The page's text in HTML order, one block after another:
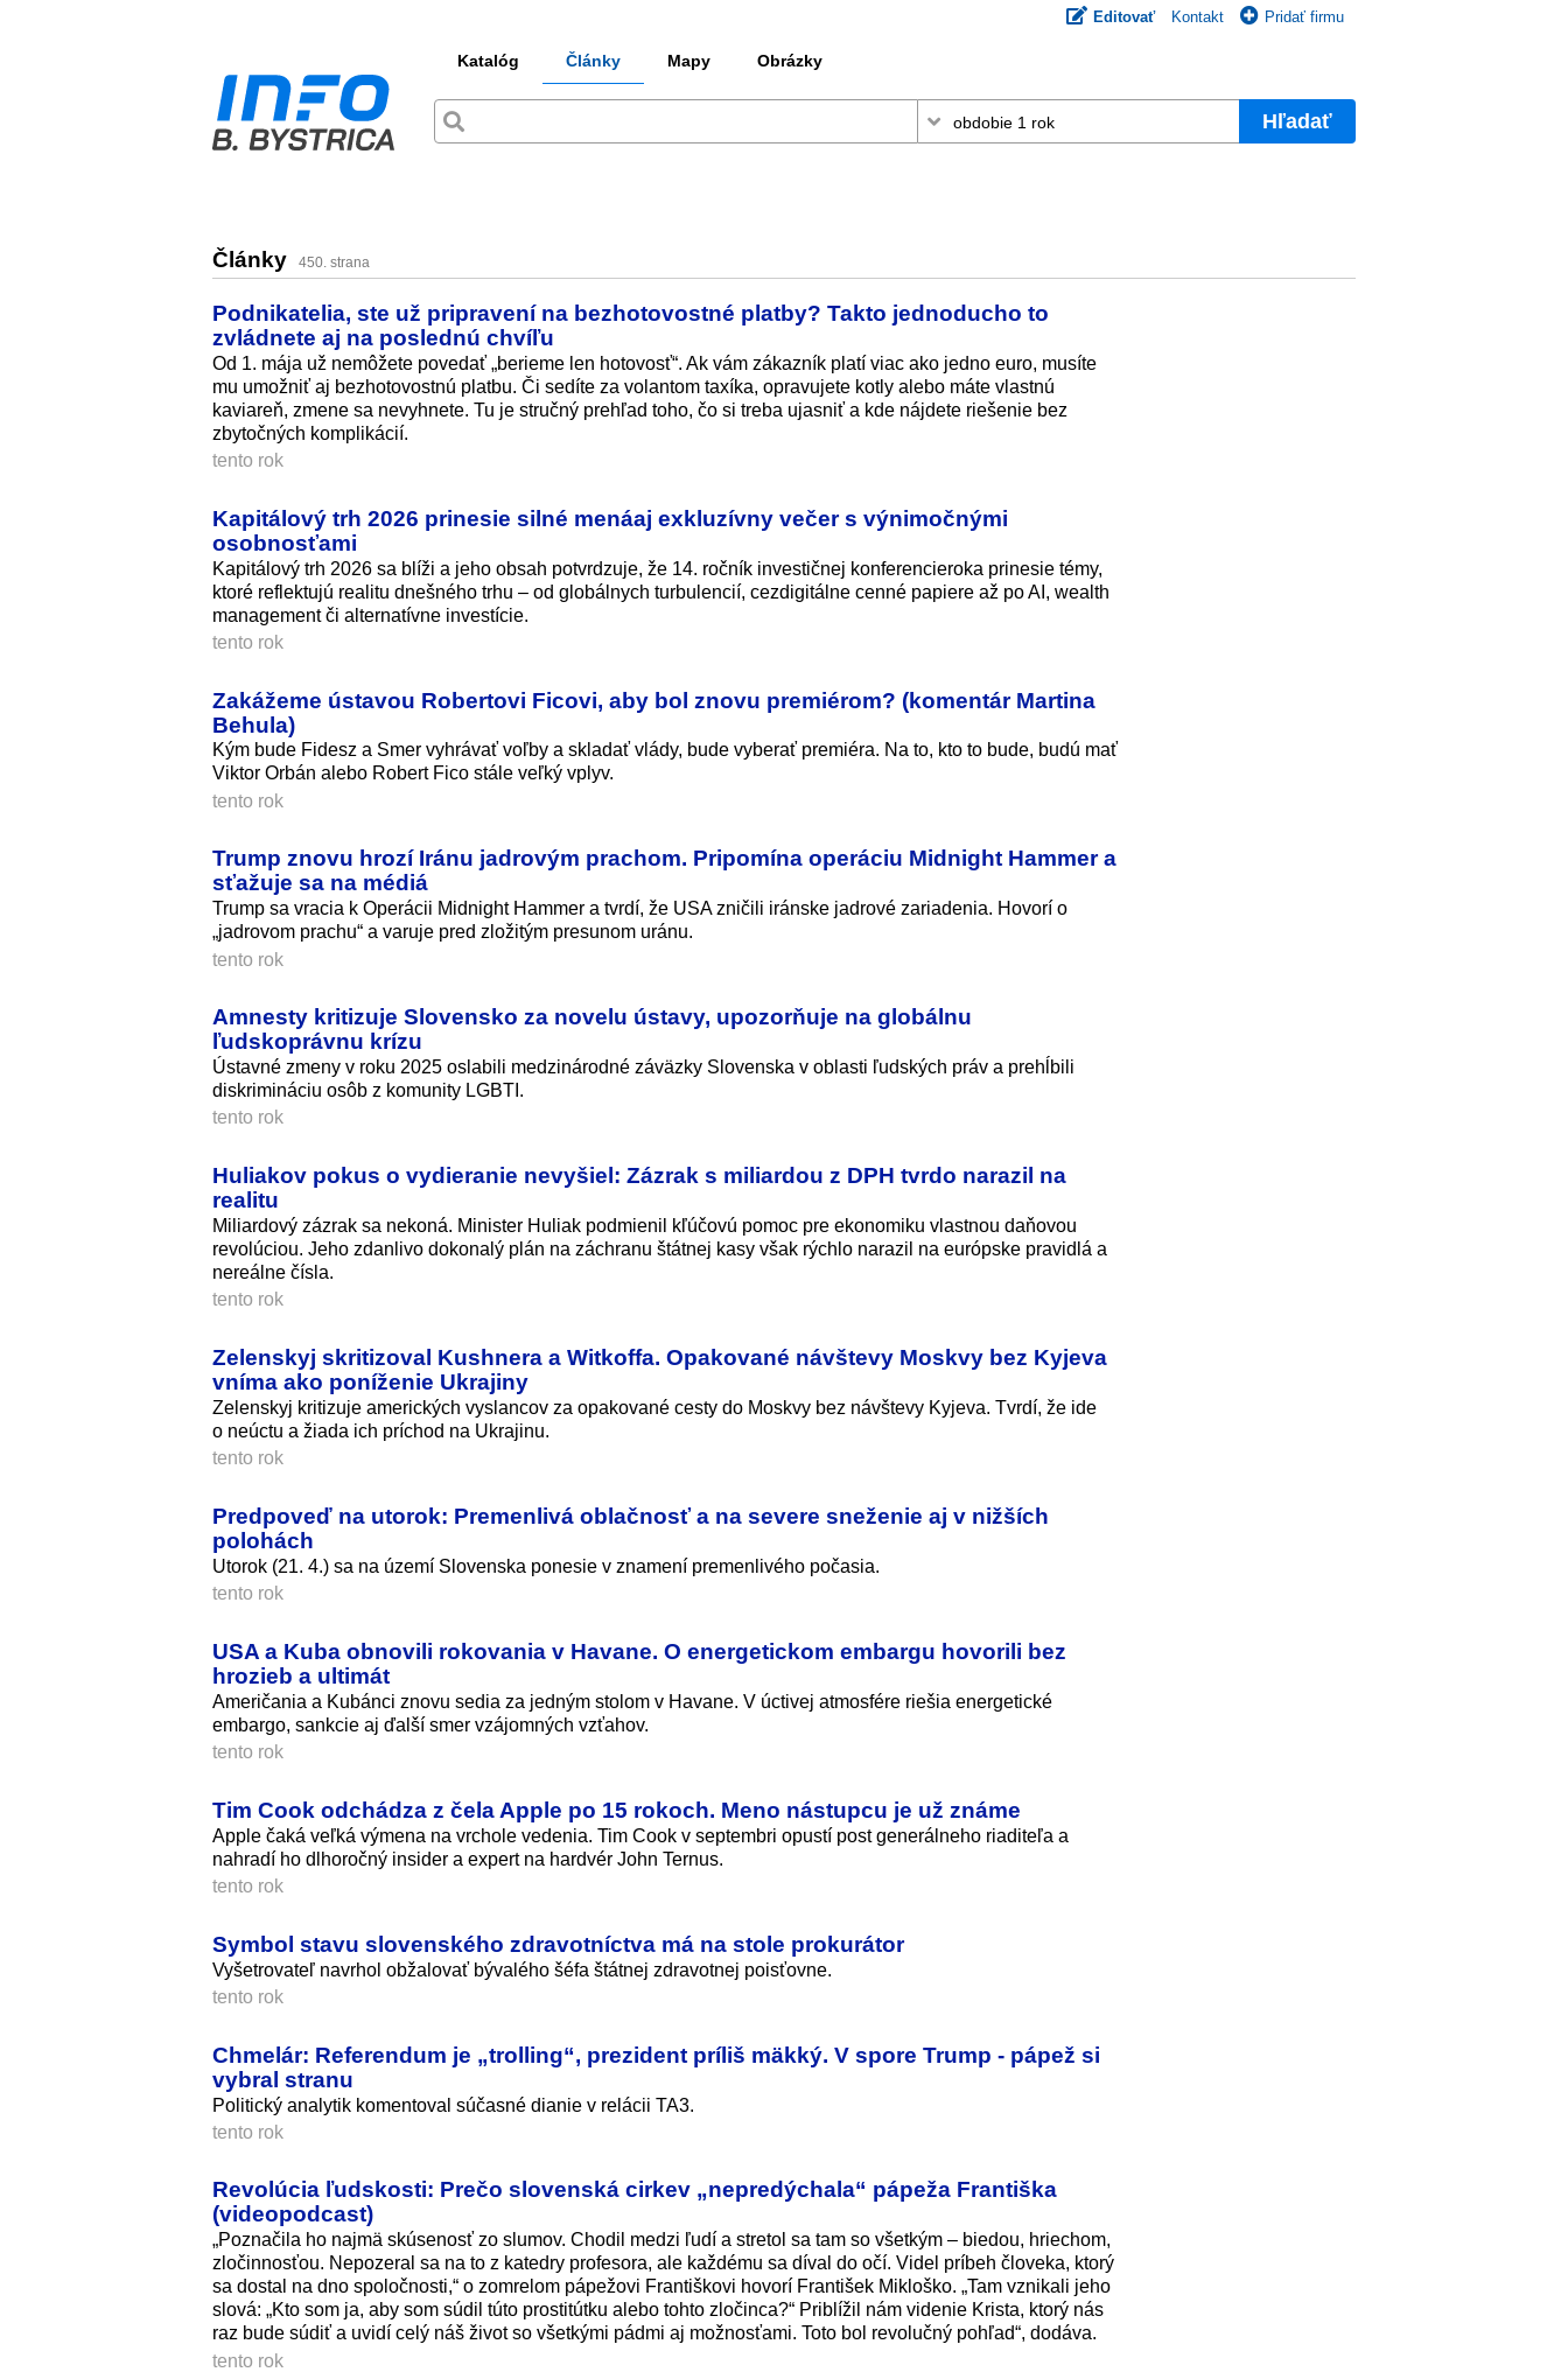
Editovať Kontakt Pridať firmu
Katalóg Články Mapy Obrázky
Hľadať
Články 450. strana
Podnikatelia, ste už pripravení na bezhotovostné platby? Takto jednoducho to
zvládnete aj na poslednú chvíľu
Od 1. mája už nemôžete povedať „berieme len hotovosť“. Ak vám zákazník platí viac ako jedno euro, musíte
mu umožniť aj bezhotovostnú platbu. Či sedíte za volantom taxíka, opravujete kotly alebo máte vlastnú
kaviareň, zmene sa nevyhnete. Tu je stručný prehľad toho, čo si treba ujasniť a kde nájdete riešenie bez
zbytočných komplikácií.
tento rok
Kapitálový trh 2026 prinesie silné menáaj exkluzívny večer s výnimočnými
osobnosťami
Kapitálový trh 2026 sa blíži a jeho obsah potvrdzuje, že 14. ročník investičnej konferencieroka prinesie témy,
ktoré reflektujú realitu dnešného trhu – od globálnych turbulencií, cezdigitálne cenné papiere až po AI, wealth
management či alternatívne investície.
tento rok
Zakážeme ústavou Robertovi Ficovi, aby bol znovu premiérom? (komentár Martina
Behula)
Kým bude Fidesz a Smer vyhrávať voľby a skladať vlády, bude vyberať premiéra. Na to, kto to bude, budú mať
Viktor Orbán alebo Robert Fico stále veľký vplyv.
tento rok
Trump znovu hrozí Iránu jadrovým prachom. Pripomína operáciu Midnight Hammer a
sťažuje sa na médiá
Trump sa vracia k Operácii Midnight Hammer a tvrdí, že USA zničili iránske jadrové zariadenia. Hovorí o
„jadrovom prachu“ a varuje pred zložitým presunom uránu.
tento rok
Amnesty kritizuje Slovensko za novelu ústavy, upozorňuje na globálnu
ľudskoprávnu krízu
Ústavné zmeny v roku 2025 oslabili medzinárodné záväzky Slovenska v oblasti ľudských práv a prehĺbili
diskrimináciu osôb z komunity LGBTI.
tento rok
Huliakov pokus o vydieranie nevyšiel: Zázrak s miliardou z DPH tvrdo narazil na
realitu
Miliardový zázrak sa nekoná. Minister Huliak podmienil kľúčovú pomoc pre ekonomiku vlastnou daňovou
revolúciou. Jeho zdanlivo dokonalý plán na záchranu štátnej kasy však rýchlo narazil na európske pravidlá a
nereálne čísla.
tento rok
Zelenskyj skritizoval Kushnera a Witkoffa. Opakované návštevy Moskvy bez Kyjeva
vníma ako poníženie Ukrajiny
Zelenskyj kritizuje amerických vyslancov za opakované cesty do Moskvy bez návštevy Kyjeva. Tvrdí, že ide
o neúctu a žiada ich príchod na Ukrajinu.
tento rok
Predpoveď na utorok: Premenlivá oblačnosť a na severe sneženie aj v nižších
polohách
Utorok (21. 4.) sa na území Slovenska ponesie v znamení premenlivého počasia.
tento rok
USA a Kuba obnovili rokovania v Havane. O energetickom embargu hovorili bez
hrozieb a ultimát
Američania a Kubánci znovu sedia za jedným stolom v Havane. V úctivej atmosfére riešia energetické
embargo, sankcie aj ďalší smer vzájomných vzťahov.
tento rok
Tim Cook odchádza z čela Apple po 15 rokoch. Meno nástupcu je už známe
Apple čaká veľká výmena na vrchole vedenia. Tim Cook v septembri opustí post generálneho riaditeľa a
nahradí ho dlhoročný insider a expert na hardvér John Ternus.
tento rok
Symbol stavu slovenského zdravotníctva má na stole prokurátor
Vyšetrovateľ navrhol obžalovať bývalého šéfa štátnej zdravotnej poisťovne.
tento rok
Chmelár: Referendum je „trolling“, prezident príliš mäkký. V spore Trump - pápež si
vybral stranu
Politický analytik komentoval súčasné dianie v relácii TA3.
tento rok
Revolúcia ľudskosti: Prečo slovenská cirkev „nepredýchala“ pápeža Františka
(videopodcast)
„Poznačila ho najmä skúsenosť zo slumov. Chodil medzi ľudí a stretol sa tam so všetkým – biedou, hriechom,
zločinnosťou. Nepozeral sa na to z katedry profesora, ale každému sa díval do očí. Videl príbeh človeka, ktorý
sa dostal na dno spoločnosti,“ o zomrelom pápežovi Františkovi hovorí František Mikloško. „Tam vznikali jeho
slová: „Kto som ja, aby som súdil túto prostitútku alebo tohto zločinca?“ Priblížil nám videnie Krista, ktorý nás
raz bude súdiť a uvidí celý náš život so všetkými pádmi aj možnosťami. Toto bol revolučný pohľad“, dodáva.
tento rok